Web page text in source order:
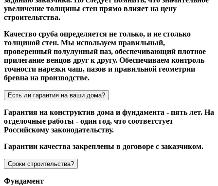
увеличение толщины стен прямо влияет на цену
строительтства.
Качество сруба определяется не только, и не столько
толщиной стен. Мы используем правильный,
проверенный полулунный паз, обеспечивающий плотное
прилегание венцов друг к другу. Обеспечиваем контроль
точности нарезки чаш, пазов и правильной геометрии
бревна на производстве.
Есть ли гарантия на ваши дома?
Гарантия на конструктив дома и фундамента - пять лет. На
отделочные работы - один год, что соответстует
Российскому законодательству.
Гарантии качества закреплены в договоре с заказчиком.
Сроки строительства?
Фундамент